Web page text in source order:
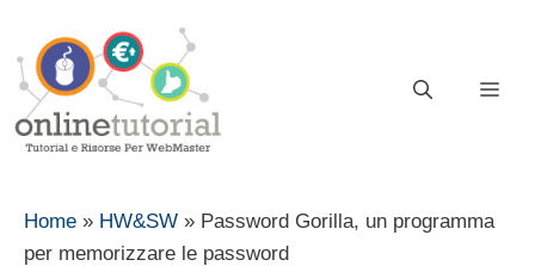
contenuto
Home » HW&SW » Password Gorilla, un programma
per memorizzare le password